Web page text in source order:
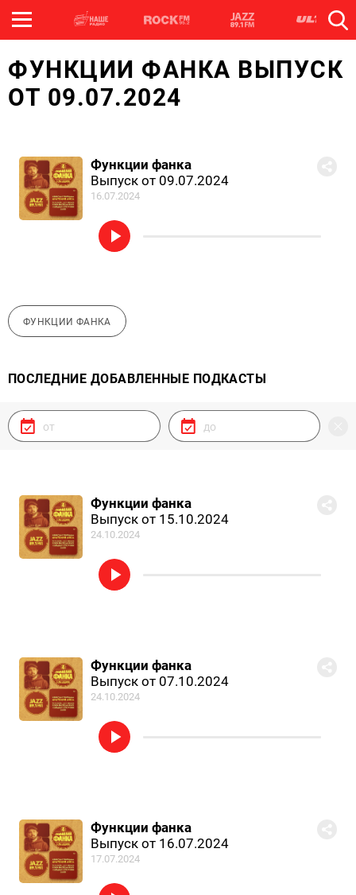
ФУНКЦИИ ФАНКА ВЫПУСК
ОТ 09.07.2024
Функции фанка
Выпуск от 09.07.2024
16.07.2024
ФУНКЦИИ ФАНКА
ПОСЛЕДНИЕ ДОБАВЛЕННЫЕ ПОДКАСТЫ
Функции фанка
Выпуск от 15.10.2024
24.10.2024
Функции фанка
Выпуск от 07.10.2024
24.10.2024
Функции фанка
Выпуск от 16.07.2024
17.07.2024